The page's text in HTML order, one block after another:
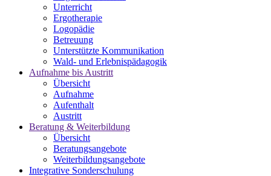
Unterricht
Ergotherapie
Logopädie
Betreuung
Unterstützte Kommunikation
Wald- und Erlebnispädagogik
Aufnahme bis Austritt
Übersicht
Aufnahme
Aufenthalt
Austritt
Beratung & Weiterbildung
Übersicht
Beratungsangebote
Weiterbildungsangebote
Integrative Sonderschulung